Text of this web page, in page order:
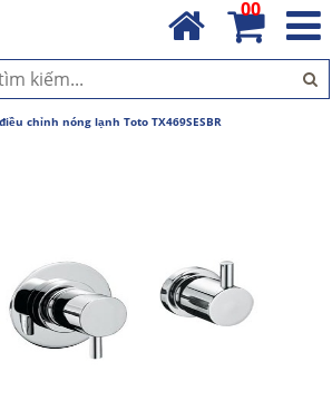
00
chỉnh nóng lạnh Toto TX469SESBR